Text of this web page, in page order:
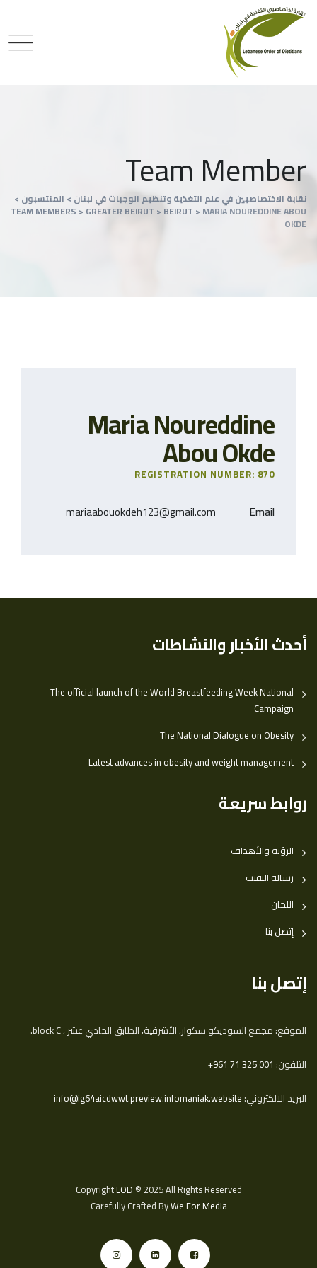
Team Member
نقابة الاختصاصيين في علم التغذية وتنظيم الوجبات في لبنان > المنتسبون >
TEAM MEMBERS > GREATER BEIRUT > BEIRUT > MARIA NOUREDDINE ABOU
OKDE
Maria Noureddine
Abou Okde
REGISTRATION NUMBER: 870
Email
mariaabouokdeh123@gmail.com
أحدث الأخبار والنشاطات
The official launch of the World Breastfeeding Week National
Campaign
The National Dialogue on Obesity
Latest advances in obesity and weight management
روابط سريعة
الرؤية والأهداف
رسالة النقيب
اللجان
إتصل بنا
إتصل بنا
الموقع: مجمع السوديكو سكوار، الأشرفية، الطابق الحادي عشر ، block C.
التلفون: ‎+961 71 325 001
البريد الالكتروني:info@ig64aicdwwt.preview.infomaniak.website
CopyrightLOD © 2025 All Rights Reserved
Carefully Crafted ByWe For Media